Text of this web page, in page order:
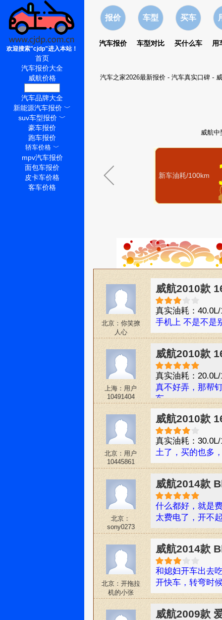
报价
汽车报价
车型
车型对比
买车
买什么车 用
汽车之家2026最新报价 - 汽车真实口碑 -
威航中
新车油耗/100km
北京：你笑撩
人心
威航2010款
真实油耗：
手机上 不是不是
上海：用户
10491404
威航2010款
真实油耗：
真不好弄，那帮
车
北京：用户
10445861
威航2010款
真实油耗：
土了，买的也多
北京：
sony0273
威航2014款
什么都好，就是
太费电了，开不
北京：开拖拉
机的小张
威航2014款
和媳妇开车出去
开快车，转弯时
威航2009款
欢迎搜索"cjdp"进入本站！
首页
汽车报价大全
威航价格
汽车品牌大全
新能源汽车报价 ﹀
suv车型报价 ﹀
豪车报价
跑车报价
轿车价格﹀
mpv汽车报价
面包车报价
皮卡车价格
客车价格